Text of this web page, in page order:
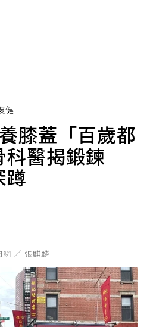
健
膝蓋「百歲都
醫揭鍛鍊
蹲
網 ／ 張麒麟